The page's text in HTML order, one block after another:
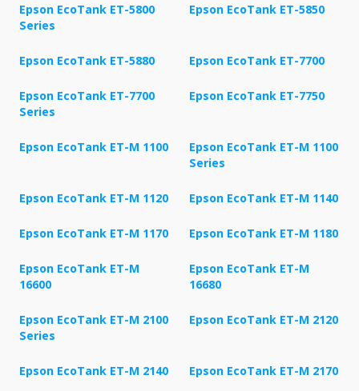
Epson EcoTank ET-5800
Series
Epson EcoTank ET-5850
Epson EcoTank ET-5880 Epson EcoTank ET-7700
Epson EcoTank ET-7700
Series
Epson EcoTank ET-7750
Epson EcoTank ET-M 1100
Epson EcoTank ET-M 1100
Series
Epson EcoTank ET-M 1120 Epson EcoTank ET-M 1140
Epson EcoTank ET-M 1170 Epson EcoTank ET-M 1180
Epson EcoTank ET-M
16600
Epson EcoTank ET-M
16680
Epson EcoTank ET-M 2100
Series
Epson EcoTank ET-M 2120
Epson EcoTank ET-M 2140 Epson EcoTank ET-M 2170